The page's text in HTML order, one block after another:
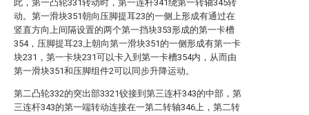
此，第一凸轮331转动时，第一连杆341绕第一转轴345转
动。第一滑块351朝向压脚提耳23的一侧上形成有通过在
竖直方向上间隔设置的两个第一挡块353形成的第一卡槽
354，压脚提耳23上朝向第一滑块351的一侧形成有第一卡
块231，第一卡块231可以卡入到第一卡槽354内，从而由
第一滑块351和压脚组件2可以同步升降运动。
第二凸轮332的突出部3321铰接到第三连杆343的中部，第
三连杆343的第一端转动连接在一第二转轴346上，第二转